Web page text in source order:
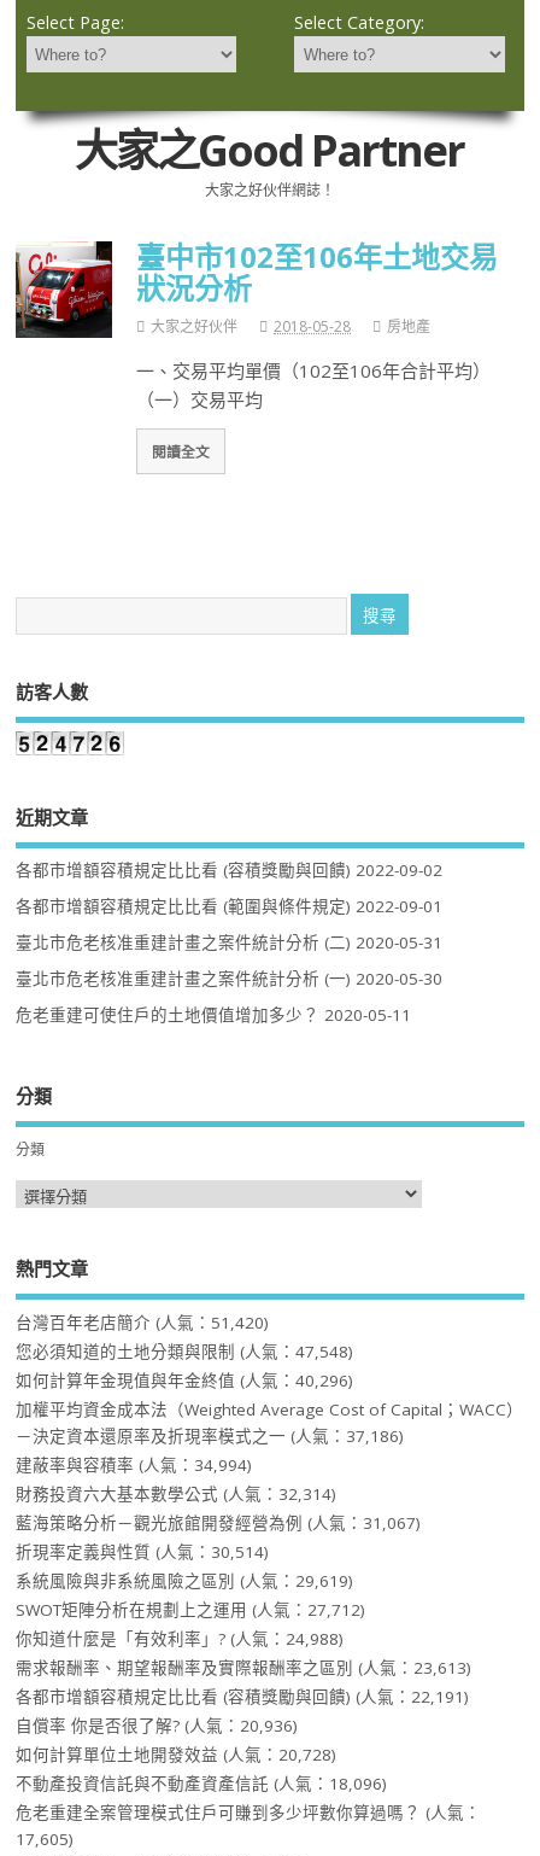
Select Page: Select Category:
大家之Good Partner
大家之好伙伴網誌！
臺中市102至106年土地交易
狀況分析
大家之好伙伴 2018-05-28 房地產
一、交易平均單價（102至106年合計平均）
（一）交易平均
閱讀全文
訪客人數
近期文章
各都市增額容積規定比比看 (容積獎勵與回饋) 2022-09-02
各都市增額容積規定比比看 (範圍與條件規定) 2022-09-01
臺北市危老核准重建計畫之案件統計分析 (二) 2020-05-31
臺北市危老核准重建計畫之案件統計分析 (一) 2020-05-30
危老重建可使住戶的土地價值增加多少？ 2020-05-11
分類
分類
熱門文章
台灣百年老店簡介 (人氣：51,420)
您必須知道的土地分類與限制 (人氣：47,548)
如何計算年金現值與年金終值 (人氣：40,296)
加權平均資金成本法（Weighted Average Cost of Capital；WACC）
－決定資本還原率及折現率模式之一 (人氣：37,186)
建蔽率與容積率 (人氣：34,994)
財務投資六大基本數學公式 (人氣：32,314)
藍海策略分析－觀光旅館開發經營為例 (人氣：31,067)
折現率定義與性質 (人氣：30,514)
系統風險與非系統風險之區別 (人氣：29,619)
SWOT矩陣分析在規劃上之運用 (人氣：27,712)
你知道什麼是「有效利率」? (人氣：24,988)
需求報酬率、期望報酬率及實際報酬率之區別 (人氣：23,613)
各都市增額容積規定比比看 (容積獎勵與回饋) (人氣：22,191)
自償率 你是否很了解? (人氣：20,936)
如何計算單位土地開發效益 (人氣：20,728)
不動產投資信託與不動產資產信託 (人氣：18,096)
危老重建全案管理模式住戶可賺到多少坪數你算過嗎？ (人氣：
17,605)